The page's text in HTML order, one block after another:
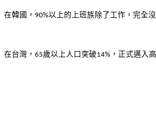
在韓國， 90%以上的上班族除了工作，完全
在台灣， 65歲以上人口突破14% ，正式邁入